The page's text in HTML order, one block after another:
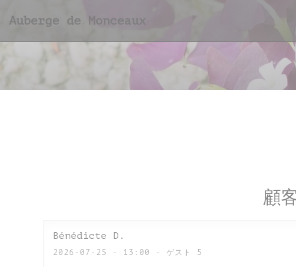
Auberge de Monceaux
顧
Bénédicte D
2026-07-25 - 13:00 - ゲスト 5